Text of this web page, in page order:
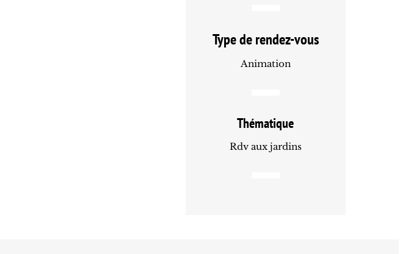
Type de rendez-vous
Animation
Thématique
Rdv aux jardins